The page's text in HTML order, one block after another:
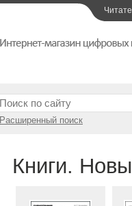
Расширенный поиск
Книги.